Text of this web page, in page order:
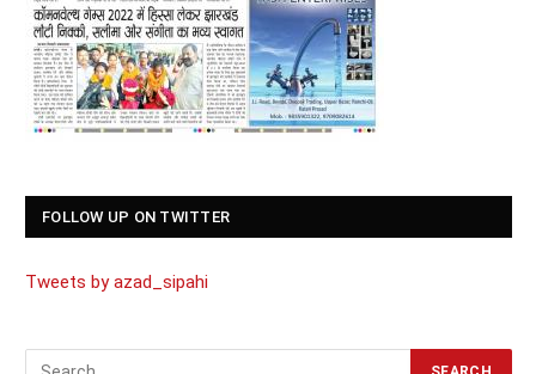
FOLLOW UP ON TWITTER
Tweets by azad_sipahi